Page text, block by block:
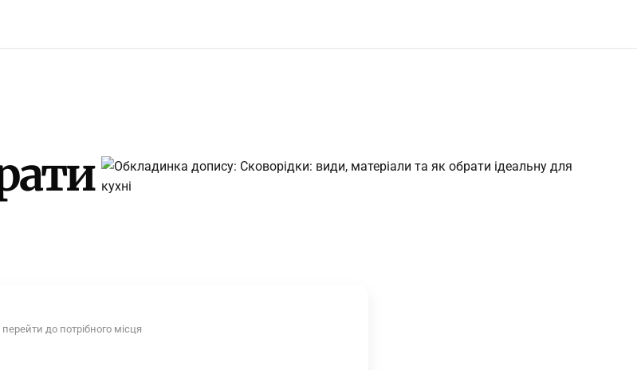
до потрібного місця